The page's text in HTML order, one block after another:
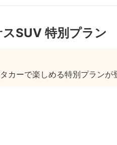
スSUV 特別プラン
カーで楽しめる特別プラン